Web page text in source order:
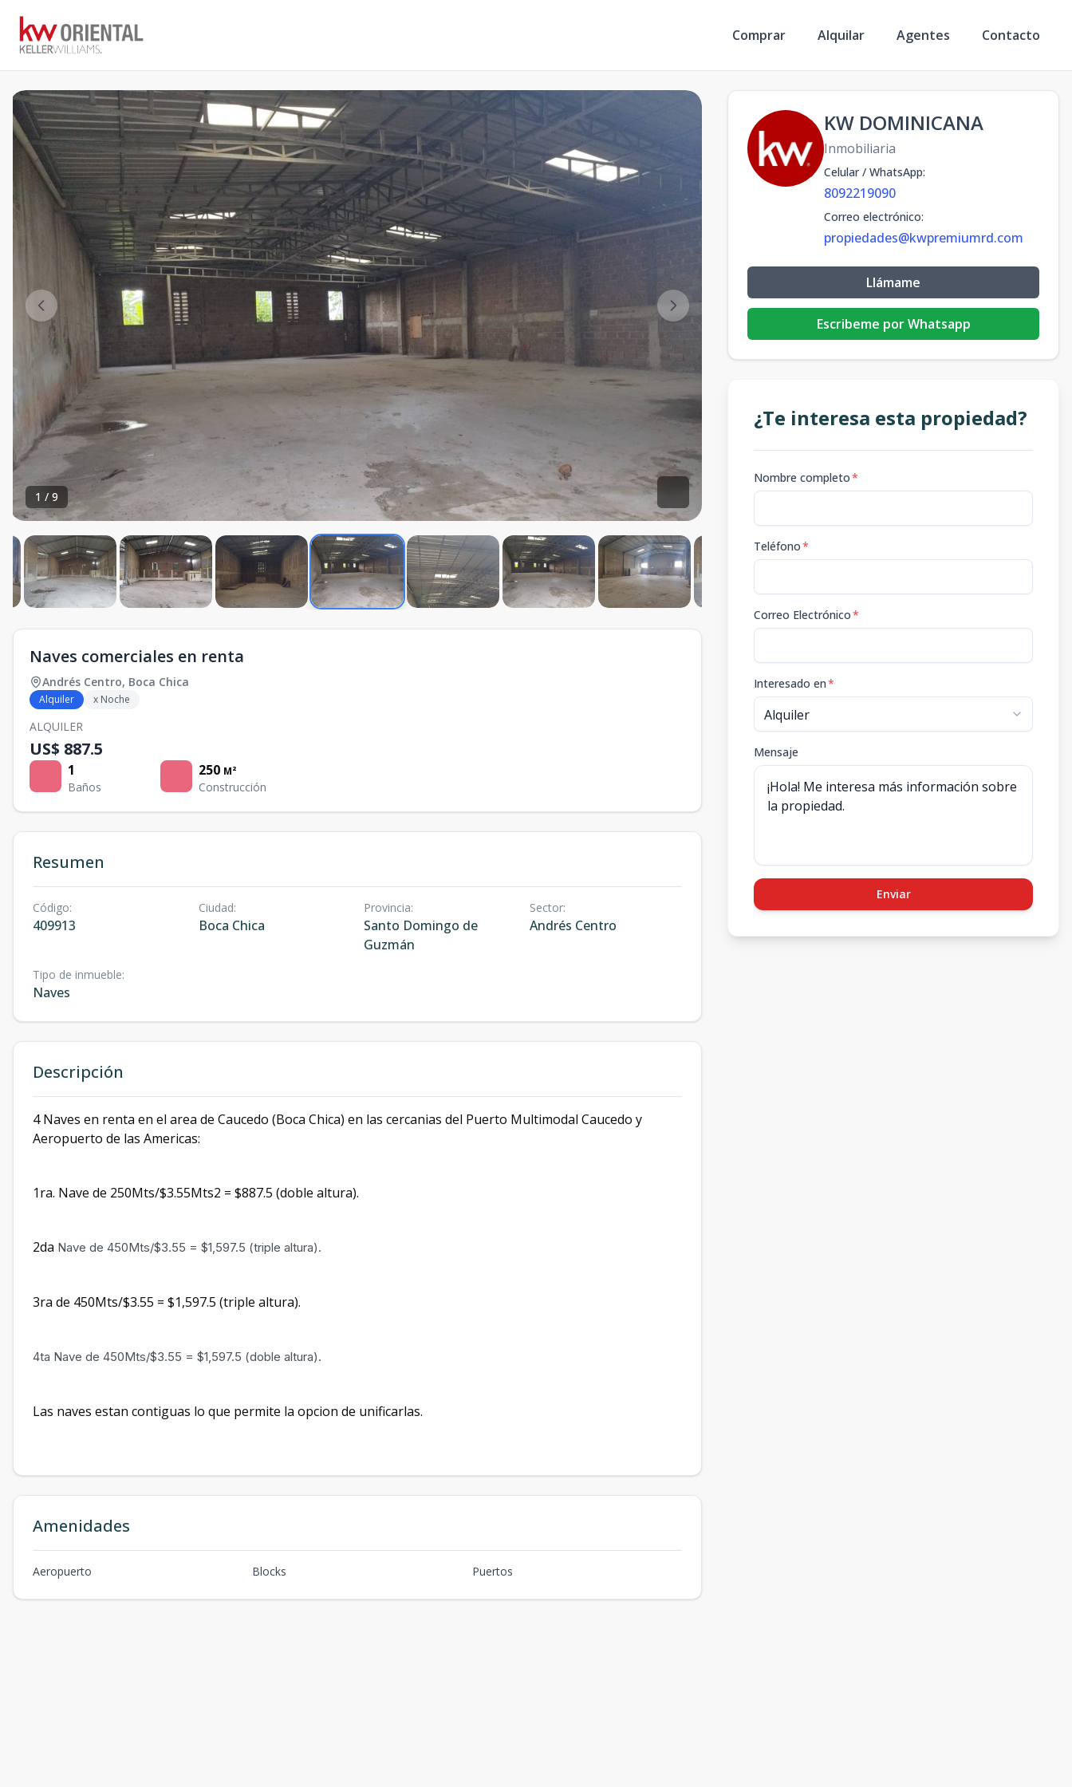
Comprar Alquilar Agentes Contacto
1 / 9
Naves comerciales en renta
Andrés Centro, Boca Chica
Alquiler x Noche
ALQUILER
US$ 887.5
1
Baños
250 M²
Construcción
Resumen
Código:
409913
Ciudad:
Boca Chica
Provincia:
Santo Domingo de
Guzmán
Sector:
Andrés Centro
Tipo de inmueble:
Naves
Descripción
4 Naves en renta en el area de Caucedo (Boca Chica) en las cercanias del Puerto Multimodal Caucedo y
Aeropuerto de las Americas:
1ra. Nave de 250Mts/$3.55Mts2 = $887.5 (doble altura).
2da Nave de 450Mts/$3.55 = $1,597.5 (triple altura).
3ra de 450Mts/$3.55 = $1,597.5 (triple altura).
4ta Nave de 450Mts/$3.55 = $1,597.5 (doble altura).
Las naves estan contiguas lo que permite la opcion de unificarlas.
Amenidades
Aeropuerto Blocks Puertos
KW DOMINICANA
Inmobiliaria
Celular / WhatsApp:
8092219090
Correo electrónico:
propiedades@kwpremiumrd.com
Llámame
Escribeme por Whatsapp
¿Te interesa esta propiedad?
Nombre completo*
Teléfono*
Correo Electrónico*
Interesado en*
Mensaje
Enviar